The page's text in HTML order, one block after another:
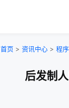
首页 > 资讯中心 > 程
后发制